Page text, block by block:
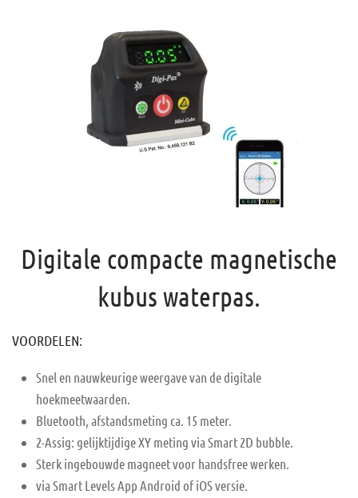
Digitale compacte magnetische
kubus waterpas.
VOORDELEN:
Snel en nauwkeurige weergave van de digitale
hoekmeetwaarden.
Bluetooth, afstandsmeting ca. 15 meter.
2-Assig: gelijktijdige XY meting via Smart 2D bubble.
Sterk ingebouwde magneet voor handsfree werken.
via Smart Levels App Android of iOS versie.